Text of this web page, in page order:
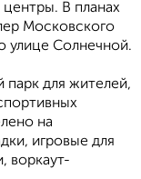
В планах
Московского
улице Солнечной.
парк для жителей,
на
игровые для
воркаут-